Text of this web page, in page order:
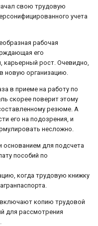
свою трудовую
учета
рабочая
его
рост. Очевидно,
новую организацию.
в приеме на работу по
скорее поверит этому
резюме. А
его на подозрения, и
несложно.
основанием для подсчета
пособий по
когда трудовую книжку
копию трудовой
для рассмотрения